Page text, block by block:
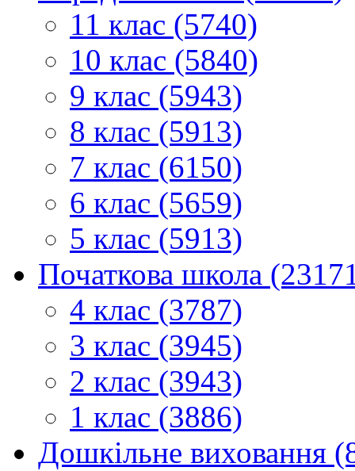
11 клас (5740)
10 клас (5840)
9 клас (5943)
8 клас (5913)
7 клас (6150)
6 клас (5659)
5 клас (5913)
Початкова школа
4 клас (3787)
3 клас (3945)
2 клас (3943)
1 клас (3886)
Дошкільне виховання